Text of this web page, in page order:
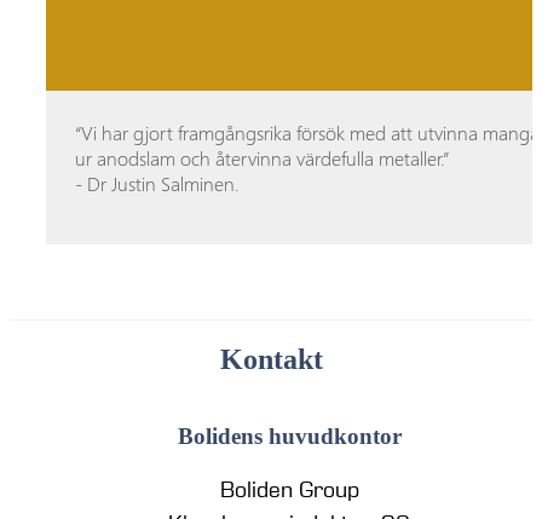
“Vi har gjort framgångsrika försök med att utvinna
ur anodslam och återvinna värdefulla metaller.”
- Dr Justin Salminen.
Kontakt
Bolidens huvudkontor
Boliden Group